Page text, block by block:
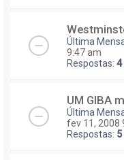
Última
9:47 am
Respostas: 4
UM GIBA
Última
fev 11, 2008
Respostas: 5